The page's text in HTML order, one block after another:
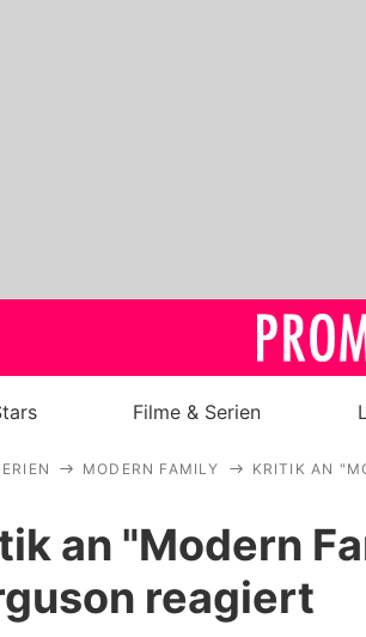
Filme & Serien
MODERN FAMILY KRITIK AN
an "Modern
reagiert